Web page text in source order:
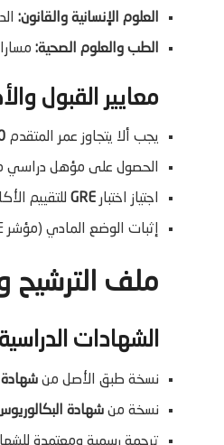
العلوم الإنسانية والقانون:
الطب والعلوم الصحية:
معايير القبول
يجب ألا يتجاوز عمر المتقدم
الحصول على مؤهل دراسي من
اجتياز اختبار GRE للتقييم
إثبات الوضع المادي (مؤشر ISEE) ضمن النطاق المطلوب من قبل الجامعة.
ملف الترشيح
الشهادات
نسخة طبق الأصل من شهادة
نسخة من شهادة
ترجمة رسمية ومعتمدة